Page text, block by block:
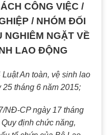
CÔNG VIỆC /
/ NHÓM ĐỐI
NGHIÊM NGẶT VỀ
LAO ĐỘNG
An toàn, vệ sinh lao
tháng 6 năm 2015;
NĐ-CP ngày 17 tháng
định chức năng,